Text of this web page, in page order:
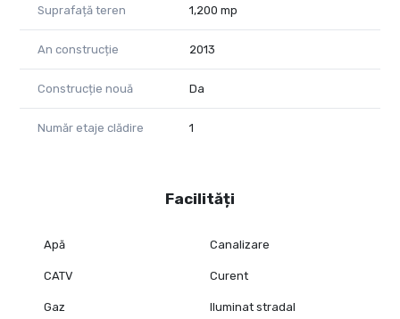
Suprafață teren 1,200 mp
An construcție 2013
Construcție nouă Da
Număr etaje clădire 1
Facilități
Apă Canalizare
CATV Curent
Gaz Iluminat stradal